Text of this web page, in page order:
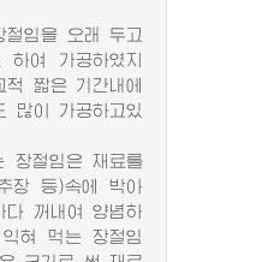
임을 오래 두고
하여 가공하였지
짧은 기간내에
많이 가공하고있
절임은 재료를
장 등)속에 박아
다 꺼내여 양념하
혀 먹는 장절임